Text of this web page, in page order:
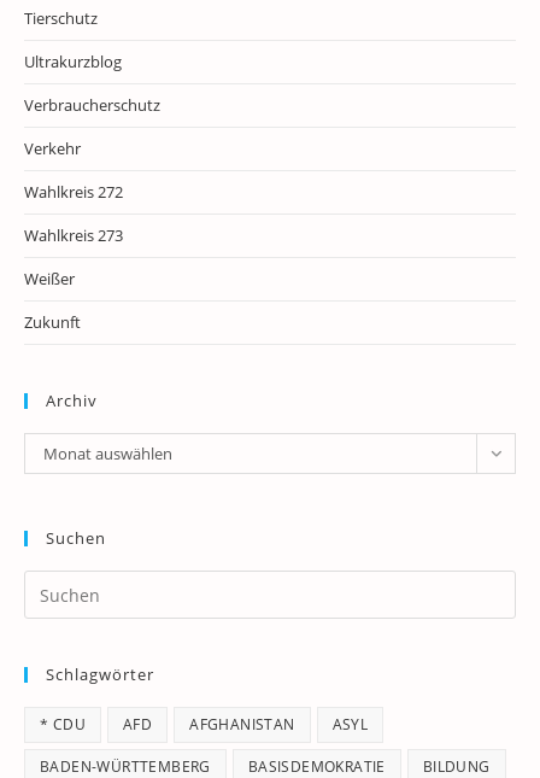
Tierschutz
Ultrakurzblog
Verbraucherschutz
Verkehr
Wahlkreis 272
Wahlkreis 273
Weißer
Zukunft
Archiv
Archiv
Monat auswählen
Suchen
Schlagwörter
* CDU AFD AFGHANISTAN ASYL
BADEN-WÜRTTEMBERG BASISDEMOKRATIE BILDUNG